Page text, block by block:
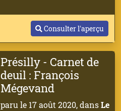
Consulter l'aperçu
Présilly - Carnet de
deuil : François
Mégevand
paru le 17 août 2020, dansLe